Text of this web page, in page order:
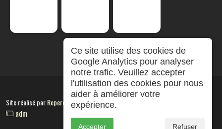
Site réalisé parRepereCom
adm
Ce site utilise des cookies de
Google Analytics pour analyser
notre trafic. Veuillez accepter
l'utilisation des cookies pour nous
aider à améliorer votre
expérience.
Accepter Refuser